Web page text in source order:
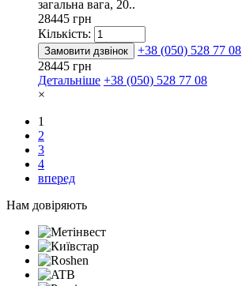
загальна вага, 20..
28445 грн
Кількість:
Замовити дзвінок +38 (050) 528 77 08
28445 грн
Детальніше +38 (050) 528 77 08
×
1
2
3
4
вперед
Нам довіряють